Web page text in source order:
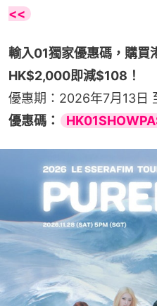
<<
輸入01獨家優惠碼，購買
HK$2,000即減$108！
優惠期：2026年7月13日
優惠碼：